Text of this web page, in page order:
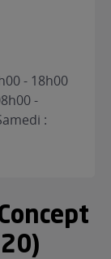
- 18h00
-
: